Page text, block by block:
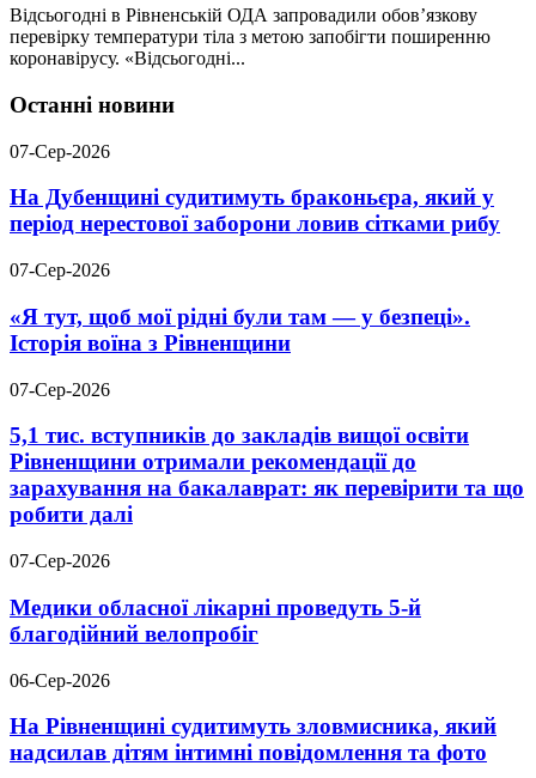
Відсьогодні в Рівненській ОДА запровадили обов’язкову
перевірку температури тіла з метою запобігти поширенню
коронавірусу. «Відсьогодні...
Останні новини
07-Сер-2026
На Дубенщині судитимуть браконьєра, який у
період нерестової заборони ловив сітками рибу
07-Сер-2026
«Я тут, щоб мої рідні були там — у безпеці».
Історія воїна з Рівненщини
07-Сер-2026
5,1 тис. вступників до закладів вищої освіти
Рівненщини отримали рекомендації до
зарахування на бакалаврат: як перевірити та що
робити далі
07-Сер-2026
Медики обласної лікарні проведуть 5-й
благодійний велопробіг
06-Сер-2026
На Рівненщині судитимуть зловмисника, який
надсилав дітям інтимні повідомлення та фото